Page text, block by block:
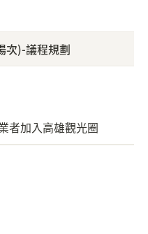
次)-議程規劃
者加入高雄觀光圈